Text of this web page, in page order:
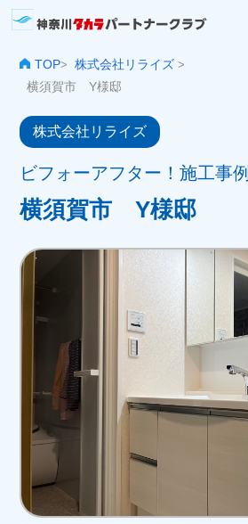
TOP> 株式会社リライズ>
横須賀市 Y様邸
株式会社リライズ
ビフォーアフター！施工事例
横須賀市 Y様邸